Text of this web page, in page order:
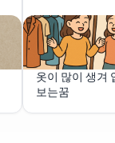
옷이 많이 생겨
보는꿈